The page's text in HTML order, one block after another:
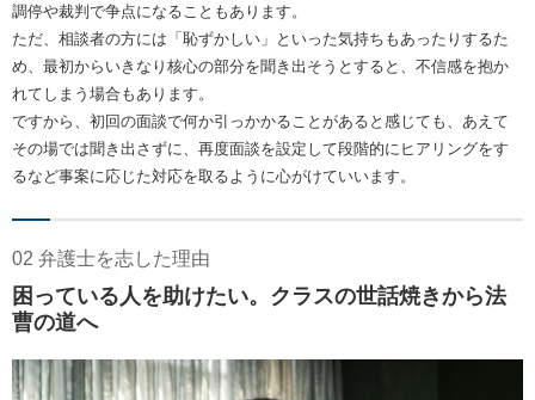
調停や裁判で争点になることもあります。
ただ、相談者の方には「恥ずかしい」といった気持ちもあったりするた
め、最初からいきなり核心の部分を聞き出そうとすると、不信感を抱か
れてしまう場合もあります。
ですから、初回の面談で何か引っかかることがあると感じても、あえて
その場では聞き出さずに、再度面談を設定して段階的にヒアリングをす
るなど事案に応じた対応を取るように心がけていいます。
02 弁護士を志した理由
困っている人を助けたい。クラスの世話焼きから法
曹の道へ